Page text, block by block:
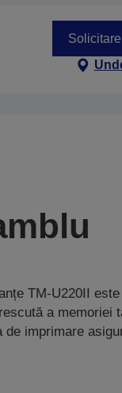
TM-U220II
a memoriei
imprimare